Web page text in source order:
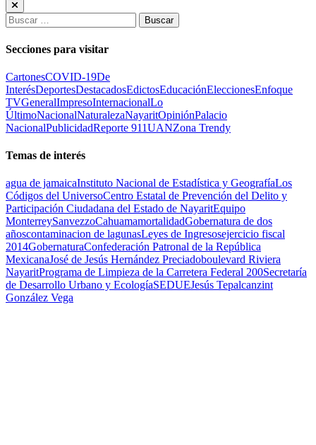
Buscar:
Secciones para visitar
CartonesCOVID-19De
InterésDeportesDestacadosEdictosEducaciónEleccionesEnfoque
TVGeneralImpresoInternacionalLo
ÚltimoNacionalNaturalezaNayaritOpiniónPalacio
NacionalPublicidadReporte 911UANZona Trendy
Temas de interés
agua de jamaicaInstituto Nacional de Estadística y GeografíaLos
Códigos del UniversoCentro Estatal de Prevención del Delito y
Participación Ciudadana del Estado de NayaritEquipo
MonterreySanvezzoCahuamamortalidadGobernatura de dos
añoscontaminacion de lagunasLeyes de Ingresosejercicio fiscal
2014GobernaturaConfederación Patronal de la República
MexicanaJosé de Jesús Hernández Preciadoboulevard Riviera
NayaritPrograma de Limpieza de la Carretera Federal 200Secretaría
de Desarrollo Urbano y EcologíaSEDUEJesús Tepalcanzint
González Vega